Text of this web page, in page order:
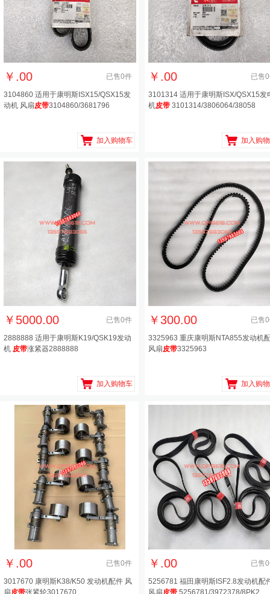
￥ .00 已售0件
3104860 适用于康明斯ISX15/QSX15发
动机 风扇皮带3104860/3681796
加入购物车
￥ .00 已售0
3101314 适用于康明斯ISX/QSX15发
机皮带 3101314/3806064/38058
加入购
￥ 5000.00 已售0件
2888888 适用于康明斯K19/QSK19发动
机 皮带涨紧器2888888
加入购物车
￥ 300.00 已售0
3325963 重庆康明斯NTA855发动机
风扇皮带3325963
加入购
￥ .00 已售0件
3017670 康明斯K38/K50 发动机配件 风
扇皮带张紧轮3017670
￥ .00 已售0
5256781 福田康明斯ISF2.8发动机配
风扇皮带 5256781/3972378/8PK2